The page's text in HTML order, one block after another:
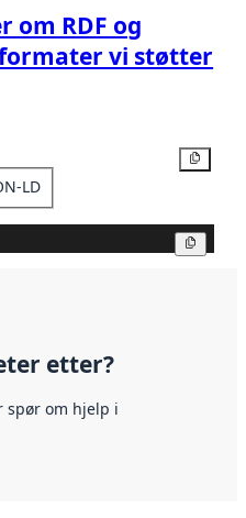
om RDF og
vi støtter
LD
etter?
spør om hjelp i